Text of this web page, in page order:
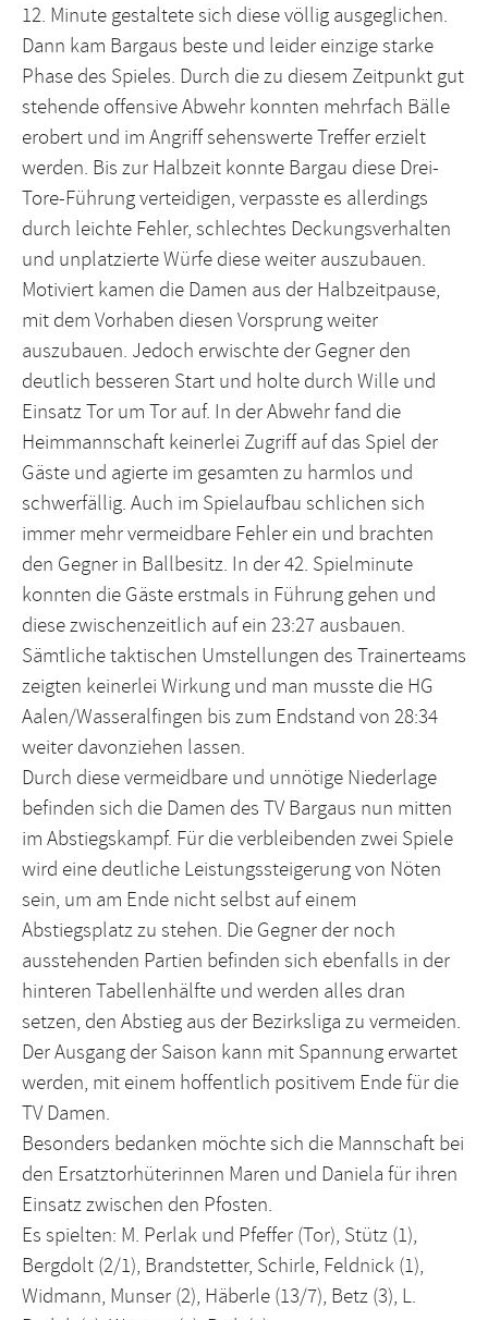
12. Minute gestaltete sich diese völlig ausgeglichen.
Dann kam Bargaus beste und leider einzige starke
Phase des Spieles. Durch die zu diesem Zeitpunkt gut
stehende offensive Abwehr konnten mehrfach Bälle
erobert und im Angriff sehenswerte Treffer erzielt
werden. Bis zur Halbzeit konnte Bargau diese Drei-
Tore-Führung verteidigen, verpasste es allerdings
durch leichte Fehler, schlechtes Deckungsverhalten
und unplatzierte Würfe diese weiter auszubauen.
Motiviert kamen die Damen aus der Halbzeitpause,
mit dem Vorhaben diesen Vorsprung weiter
auszubauen. Jedoch erwischte der Gegner den
deutlich besseren Start und holte durch Wille und
Einsatz Tor um Tor auf. In der Abwehr fand die
Heimmannschaft keinerlei Zugriff auf das Spiel der
Gäste und agierte im gesamten zu harmlos und
schwerfällig. Auch im Spielaufbau schlichen sich
immer mehr vermeidbare Fehler ein und brachten
den Gegner in Ballbesitz. In der 42. Spielminute
konnten die Gäste erstmals in Führung gehen und
diese zwischenzeitlich auf ein 23:27 ausbauen.
Sämtliche taktischen Umstellungen des Trainerteams
zeigten keinerlei Wirkung und man musste die HG
Aalen/Wasseralfingen bis zum Endstand von 28:34
weiter davonziehen lassen.
Durch diese vermeidbare und unnötige Niederlage
befinden sich die Damen des TV Bargaus nun mitten
im Abstiegskampf. Für die verbleibenden zwei Spiele
wird eine deutliche Leistungssteigerung von Nöten
sein, um am Ende nicht selbst auf einem
Abstiegsplatz zu stehen. Die Gegner der noch
ausstehenden Partien befinden sich ebenfalls in der
hinteren Tabellenhälfte und werden alles dran
setzen, den Abstieg aus der Bezirksliga zu vermeiden.
Der Ausgang der Saison kann mit Spannung erwartet
werden, mit einem hoffentlich positivem Ende für die
TV Damen.
Besonders bedanken möchte sich die Mannschaft bei
den Ersatztorhüterinnen Maren und Daniela für ihren
Einsatz zwischen den Pfosten.
Es spielten: M. Perlak und Pfeffer (Tor), Stütz (1),
Bergdolt (2/1), Brandstetter, Schirle, Feldnick (1),
Widmann, Munser (2), Häberle (13/7), Betz (3), L.